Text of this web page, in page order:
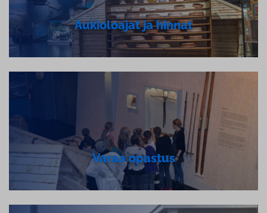
Aukioloajat ja hinnat
Varaa opastus